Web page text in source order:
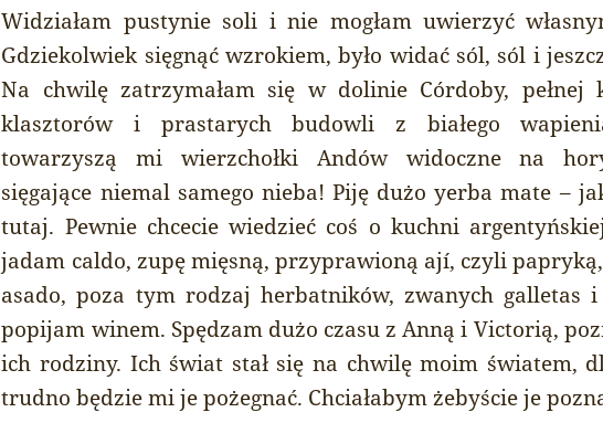
Widziałam pustynie soli i nie mogłam uwierzyć
Gdziekolwiek sięgnąć wzrokiem, było widać sól, sól i
Na chwilę zatrzymałam się w dolinie Córdoby, pełnej
klasztorów i prastarych budowli z białego
towarzyszą mi wierzchołki Andów widoczne na
sięgające niemal samego nieba! Piję dużo yerba mate –
tutaj. Pewnie chcecie wiedzieć coś o kuchni
jadam caldo, zupę mięsną, przyprawioną ají, czyli
asado, poza tym rodzaj herbatników, zwanych galletas i
popijam winem. Spędzam dużo czasu z Anną i Victorią,
ich rodziny. Ich świat stał się na chwilę moim światem,
trudno będzie mi je pożegnać. Chciałabym żebyście je